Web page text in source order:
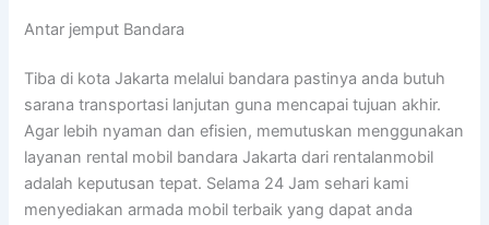
Antar jemput Bandara
Tiba di kota Jakarta melalui bandara pastinya anda butuh
sarana transportasi lanjutan guna mencapai tujuan akhir.
Agar lebih nyaman dan efisien, memutuskan menggunakan
layanan rental mobil bandara Jakarta dari rentalanmobil
adalah keputusan tepat. Selama 24 Jam sehari kami
menyediakan armada mobil terbaik yang dapat anda